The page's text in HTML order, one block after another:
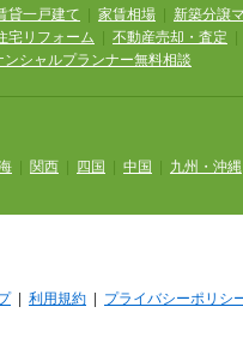
貸一戸建て 家賃相場
新築分譲
宅リフォーム 不動産売却・査定
ンシャルプランナー無料相談
関西 四国 中国 九州・沖縄
| 利用規約 プライバシーポリシ